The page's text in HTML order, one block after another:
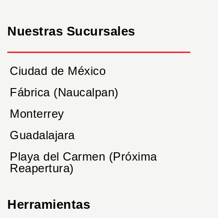
Nuestras Sucursales
Ciudad de México
Fábrica (Naucalpan)
Monterrey
Guadalajara
Playa del Carmen (Próxima
Reapertura)
Herramientas